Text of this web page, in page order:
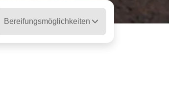
Bereifungsmöglichkeiten